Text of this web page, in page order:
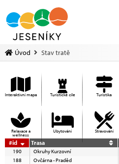
Úvod Stav tratě
Interaktivní mapa Turistické cíle Turistika
Relaxace a
wellness
Ubytování Stravování
#id Trasa
190 Okruhy Kurzovní
188
Ovčárna - Praděd